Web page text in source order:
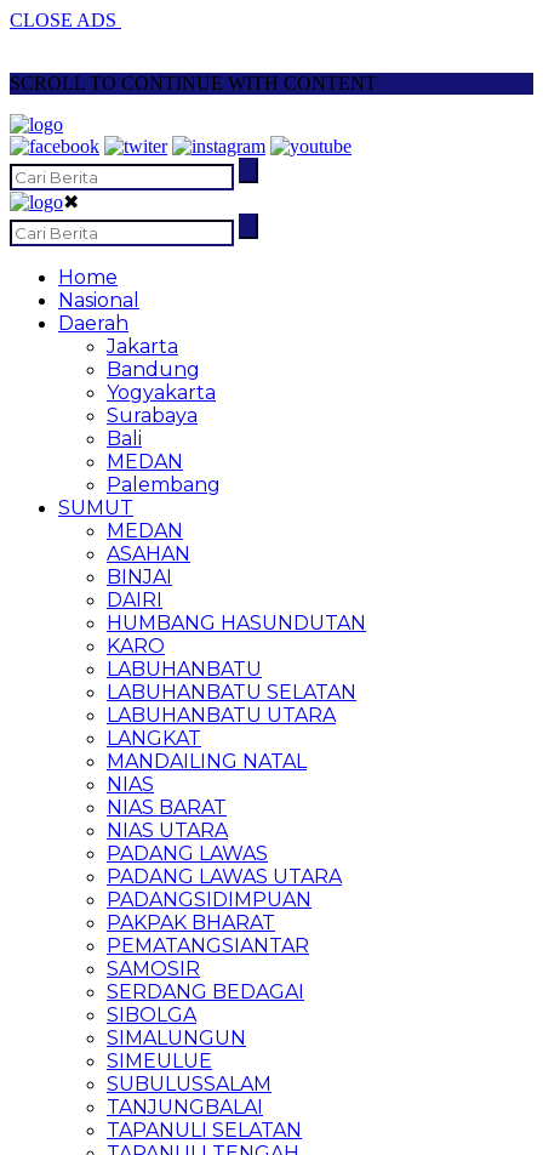
CLOSE ADS
SCROLL TO CONTINUE WITH CONTENT
✖
Home
Nasional
Daerah
Jakarta
Bandung
Yogyakarta
Surabaya
Bali
MEDAN
Palembang
SUMUT
MEDAN
ASAHAN
BINJAI
DAIRI
HUMBANG HASUNDUTAN
KARO
LABUHANBATU
LABUHANBATU SELATAN
LABUHANBATU UTARA
LANGKAT
MANDAILING NATAL
NIAS
NIAS BARAT
NIAS UTARA
PADANG LAWAS
PADANG LAWAS UTARA
PADANGSIDIMPUAN
PAKPAK BHARAT
PEMATANGSIANTAR
SAMOSIR
SERDANG BEDAGAI
SIBOLGA
SIMALUNGUN
SIMEULUE
SUBULUSSALAM
TANJUNGBALAI
TAPANULI SELATAN